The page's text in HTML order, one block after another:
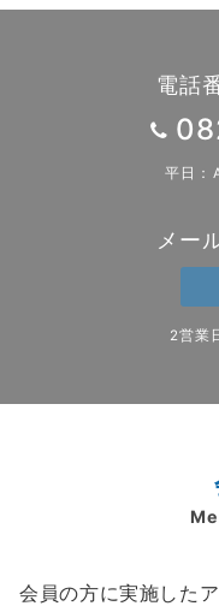
ョ
電話
平日：
メー
2営業
会員の方に実施した